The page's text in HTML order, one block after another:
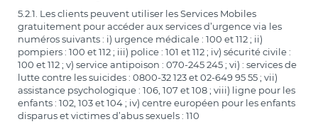
5.2.1. Les clients peuvent utiliser les Services Mobiles
gratuitement pour accéder aux services d’urgence via les
numéros suivants : i) urgence médicale : 100 et 112 ; ii)
pompiers : 100 et 112 ; iii) police : 101 et 112 ; iv) sécurité civile :
100 et 112 ; v) service antipoison : 070-245 245 ; vi) : services de
lutte contre les suicides : 0800-32 123 et 02-649 95 55 ; vii)
assistance psychologique : 106, 107 et 108 ; viii) ligne pour les
enfants : 102, 103 et 104 ; iv) centre européen pour les enfants
disparus et victimes d’abus sexuels : 110